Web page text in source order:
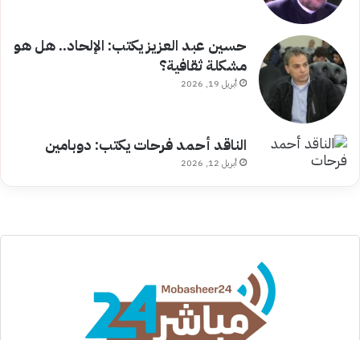
حسين عبد العزيز يكتب: الإلحاد.. هل هو
مشكلة ثقافية؟
أبريل 19, 2026
الناقد أحمد فرحات يكتب: دوبامين
أبريل 12, 2026